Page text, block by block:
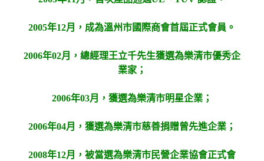
2005年12月，成為溫州市國際商會首屆正式會員。
2006年02月，總經理王立千先生獲選為樂清市優秀企
業家；
2006年03月，獲選為樂清市明星企業；
2006年04月，獲選為樂清市慈善捐贈曾先進企業；
2008年12月，被當選為樂清市民營企業協會正式會